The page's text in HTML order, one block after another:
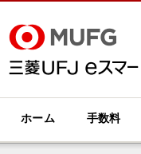
ホーム 手数料